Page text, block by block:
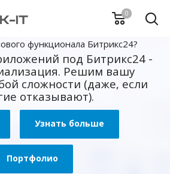
0
функционала Битрикс24?
под Битрикс24 -
Решим вашу
сложности (даже, если
отказывают).
Узнать больше
Портфолио